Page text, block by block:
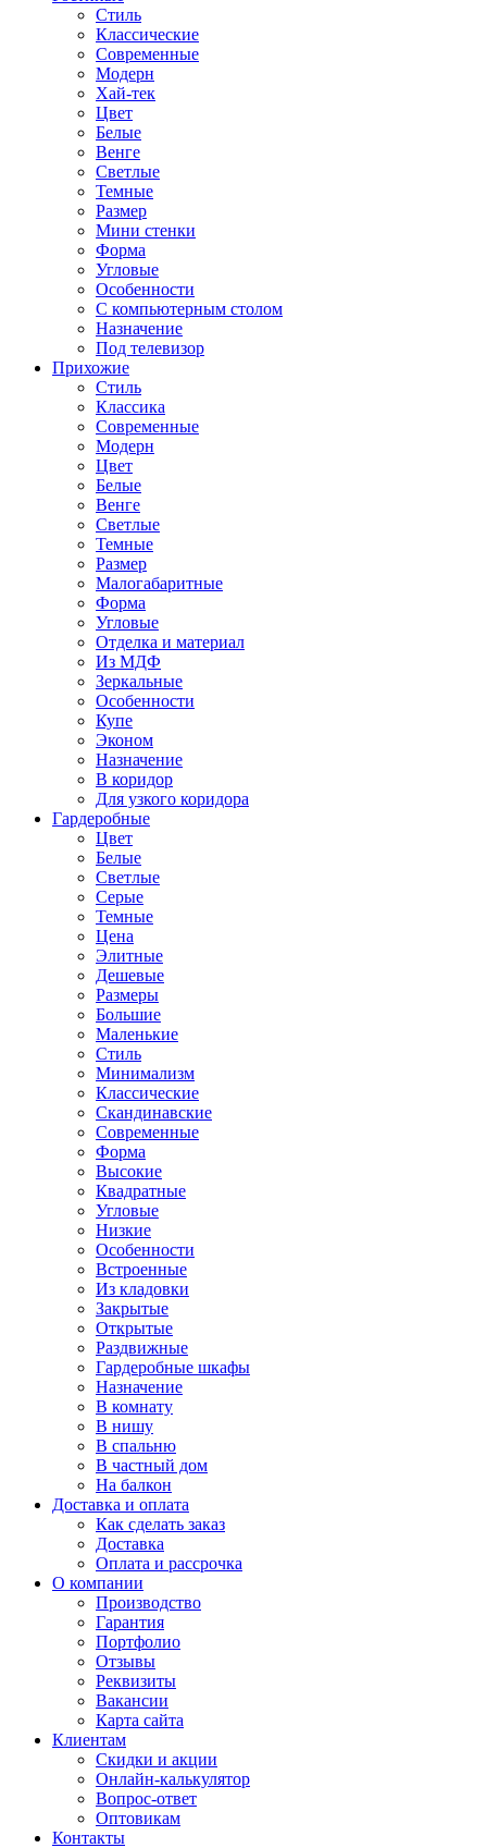
Стиль
Классические
Современные
Модерн
Хай-тек
Цвет
Белые
Венге
Светлые
Темные
Размер
Мини стенки
Форма
Угловые
Особенности
С компьютерным столом
Назначение
Под телевизор
Прихожие
Стиль
Классика
Современные
Модерн
Цвет
Белые
Венге
Светлые
Темные
Размер
Малогабаритные
Форма
Угловые
Отделка и материал
Из МДФ
Зеркальные
Особенности
Купе
Эконом
Назначение
В коридор
Для узкого коридора
Гардеробные
Цвет
Белые
Светлые
Серые
Темные
Цена
Элитные
Дешевые
Размеры
Большие
Маленькие
Стиль
Минимализм
Классические
Скандинавские
Современные
Форма
Высокие
Квадратные
Угловые
Низкие
Особенности
Встроенные
Из кладовки
Закрытые
Открытые
Раздвижные
Гардеробные шкафы
Назначение
В комнату
В нишу
В спальню
В частный дом
На балкон
Доставка и оплата
Как сделать заказ
Доставка
Оплата и рассрочка
О компании
Производство
Гарантия
Портфолио
Отзывы
Реквизиты
Вакансии
Карта сайта
Клиентам
Скидки и акции
Онлайн-калькулятор
Вопрос-ответ
Оптовикам
Контакты